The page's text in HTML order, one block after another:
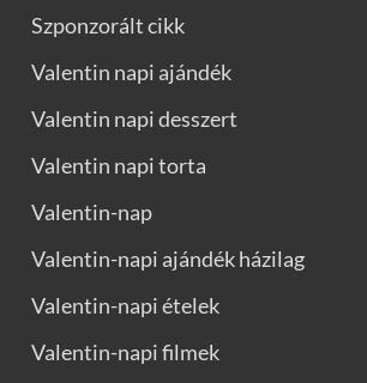
Szponzorált cikk
Valentin napi ajándék
Valentin napi desszert
Valentin napi torta
Valentin-nap
Valentin-napi ajándék házilag
Valentin-napi ételek
Valentin-napi filmek